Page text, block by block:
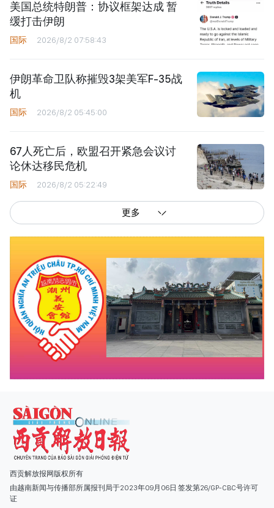
美国总统特朗普：协议框架达成 暂
缓打击伊朗
国际 2026/8/2 07:58:43
伊朗革命卫队称摧毁3架美军F-35战
机
国际 2026/8/2 05:45:00
67人死亡后，欧盟召开紧急会议讨
论休达移民危机
国际 2026/8/2 05:22:49
更多
西贡解放报网版权所有
由越南新闻与传播部所属报刊局于2023年09月06日 签发第26/GP-CBC号许可
副总编辑: 阮玉英、范文长、裴氏红霜、张德义、范氏云英、杨文光、阮德显、
阮克强、陈嘉宝
主编: 阮玉英
社址: 胡志明市棋盘坊阮氏明开街432-434号
总台: (028) 39294091 - 转 060
热线: 096.558.1888
编辑部: (028) 39294092 - 转 060
电子信箱